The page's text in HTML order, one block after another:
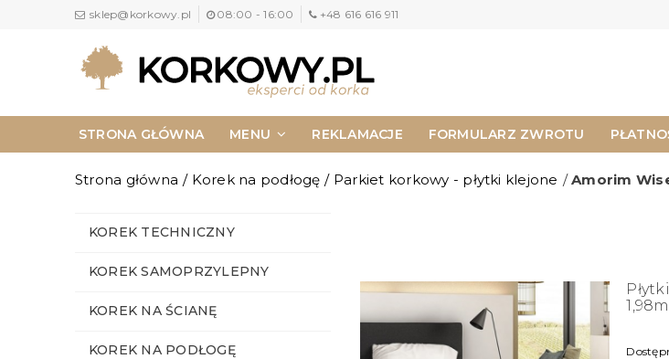
sklep@korkowy.pl 08:00 - 16:00 +48 616 616 911
STRONA GŁÓWNA MENU REKLAMACJE FORMULARZ ZWROTU
NAPISZ DO NAS KONTAKT
Strona główna / Korek na podłogę / Parkiet korkowy - płytki klejone / Amorim
KOREK TECHNICZNY
KOREK SAMOPRZYLEPNY
KOREK NA ŚCIANĘ
KOREK NA PODŁOGĘ